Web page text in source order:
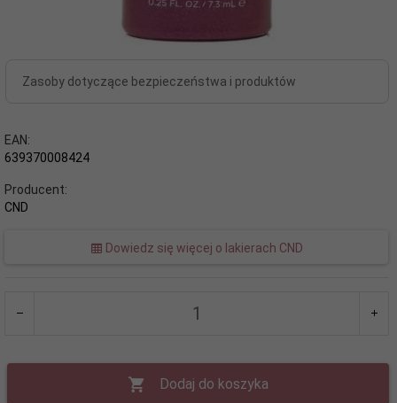
Zasoby dotyczące bezpieczeństwa i produktów
EAN:
639370008424
Producent:
CND
Dowiedz się więcej o lakierach CND
Dodaj do koszyka